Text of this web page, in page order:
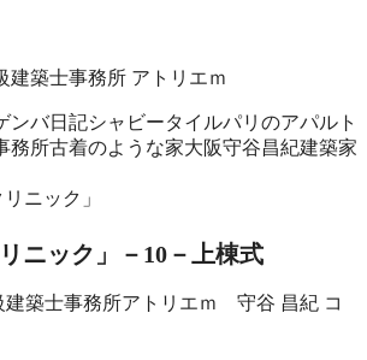
築士事務所 アトリエｍ
ンバ日記シャビータイルパリのアパルト
務所古着のような家大阪守谷昌紀建築家
ニック」
ニック」－10－上棟式
建築士事務所アトリエｍ 守谷 昌紀 コ